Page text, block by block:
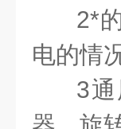
2*
电的情
3